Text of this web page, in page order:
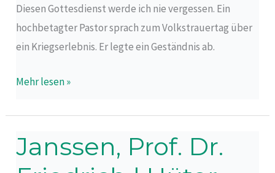
Diesen Gottesdienst werde ich nie vergessen. Ein
hochbetagter Pastor sprach zum Volkstrauertag über
ein Kriegserlebnis. Er legte ein Geständnis ab.
Mehr lesen »
Janssen, Prof. Dr.
Janssen,
Prof.